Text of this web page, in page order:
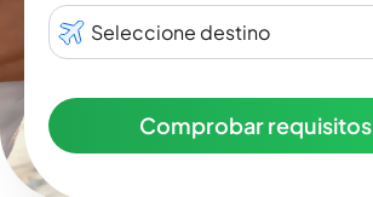
Seleccione destino
Comprobar requisitos